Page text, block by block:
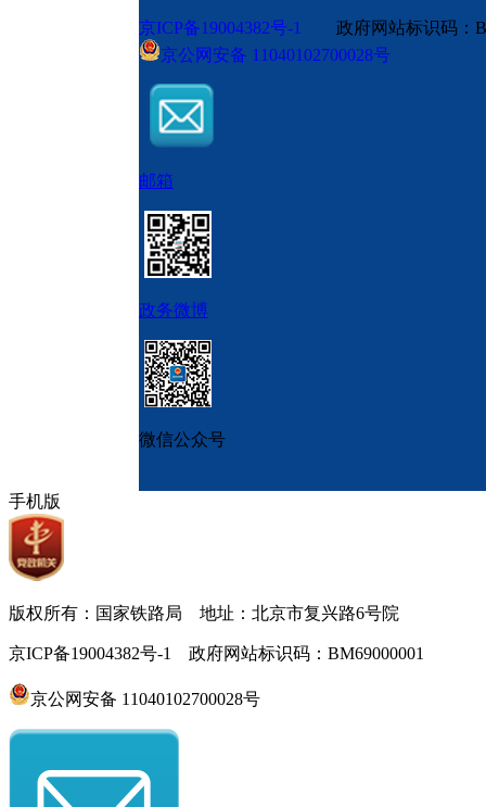
京ICP备19004382号-1 政府网站标识码
京公网安备 11040102700028号
邮箱
政务微博
微信公众号
手机版
版权所有：国家铁路局 地址：北京市复兴路6号院
京ICP备19004382号-1 政府网站标识码：BM69000001
京公网安备 11040102700028号